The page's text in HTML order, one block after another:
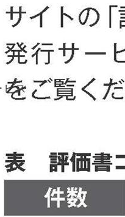
ビス